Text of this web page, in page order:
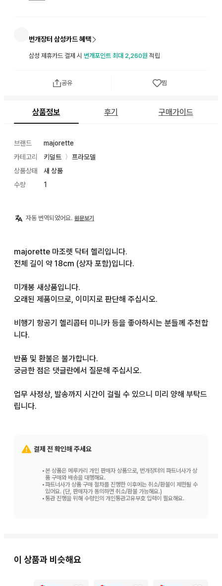
번개장터 삼성카드 혜택
삼성 제휴카드 결제 시 번개포인트 최대 2,260원 적립
공유 찜
상품정보 후기 구매가이드
브랜드
majorette
카테고리
키덜트 〉
프라모델
상품상태
새 상품
수량
1
자동 번역되었어요. 원문보기
majorette 마조렛 닥터 헬리입니다.
전체 길이 약 18cm (상자 포함)입니다.
미개봉 새상품입니다.
오래된 제품이므로, 이미지로 판단해 주십시오.
비행기 항공기 헬리콥터 미니카 등을 좋아하시는 분들께 추천합
니다.
반품 및 환불은 불가합니다.
궁금한 점은 댓글란에서 질문해 주십시오.
업무 사정상, 발송까지 시간이 걸릴 수 있으니 미리 양해 부탁드
립니다.
결제 전 확인해 주세요
•본 상품은 메루카리 개인 판매자 상품으로, 번개장터의 파트너사가 상
품 구매와 배송을 대행해요.
•파트너사가 상품 구매 절차를 진행한 이후에는 취소/환불이 제한될 수
있어요. (단, 판매자가 동의하면 취소/환불 가능해요.)
•통관 진행을 위해 수령인의 개인통관고유부호 입력이 필요해요.
이 상품과 비슷해요